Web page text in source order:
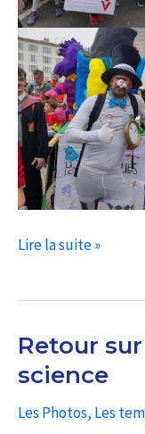
06/04/24
Carnaval
de
Rochelle
Lire la suite »
Retour
science
Les Photos, Les